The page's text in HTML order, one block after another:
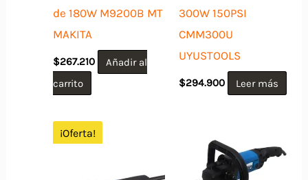
de 180W M9200B MT
MAKITA
$267.210
Añadir al
carrito
300W 150PSI
CMM300U
UYUSTOOLS
$294.900 Leer más
¡Oferta!